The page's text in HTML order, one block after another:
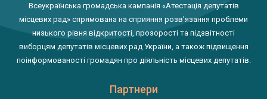
Всеукраїнська громадська кампанія «Атестація депутатів
місцевих рад» спрямована на сприяння розв'язання проблеми
низького рівня відкритості, прозорості та підзвітності
виборцям депутатів місцевих рад України, а також підвищення
поінформованості громадян про діяльність місцевих депутатів.
Партнери